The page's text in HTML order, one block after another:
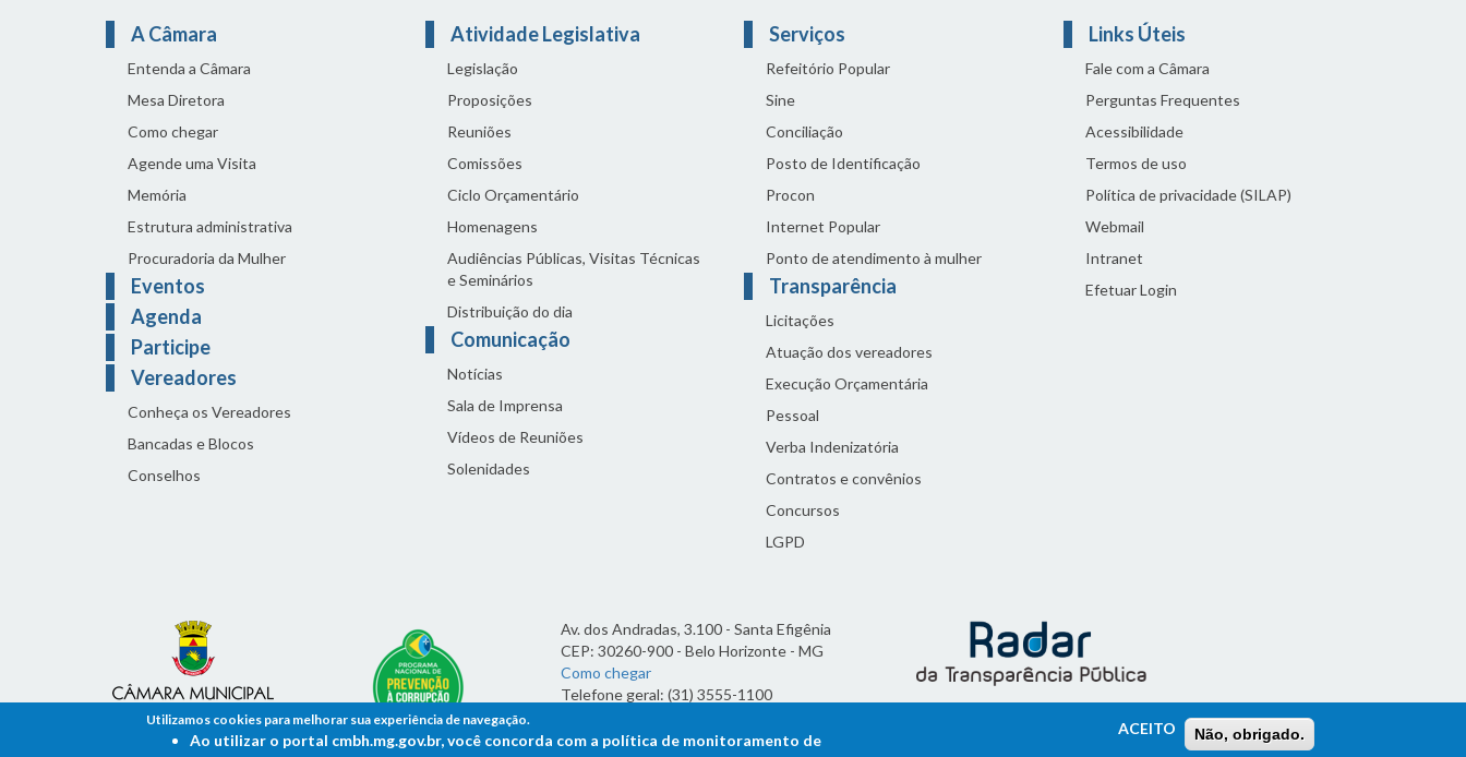
A Câmara
Entenda a Câmara
Mesa Diretora
Como chegar
Agende uma Visita
Memória
Estrutura administrativa
Procuradoria da Mulher
Eventos
Agenda
Participe
Vereadores
Conheça os Vereadores
Bancadas e Blocos
Conselhos
Atividade Legislativa
Legislação
Proposições
Reuniões
Comissões
Ciclo Orçamentário
Homenagens
Audiências Públicas, Visitas Técnicas
e Seminários
Distribuição do dia
Comunicação
Notícias
Sala de Imprensa
Vídeos de Reuniões
Solenidades
Serviços
Refeitório Popular
Sine
Conciliação
Posto de Identificação
Procon
Internet Popular
Ponto de atendimento à mulher
Transparência
Licitações
Atuação dos vereadores
Execução Orçamentária
Pessoal
Verba Indenizatória
Contratos e convênios
Concursos
LGPD
Links Úteis
Fale com a Câmara
Perguntas Frequentes
Acessibilidade
Termos de uso
Política de privacidade (SILAP)
Webmail
Intranet
Efetuar Login
Av. dos Andradas, 3.100 - Santa Efigênia
CEP: 30260-900 - Belo Horizonte - MG
Como chegar
Telefone geral: (31) 3555-1100
7h às 19h
Utilizamos cookies para melhorar sua experiência de navegação.
Ao utilizar o portal cmbh.mg.gov.br, você concorda com a política de monitoramento de
ACEITO Não, obrigado.